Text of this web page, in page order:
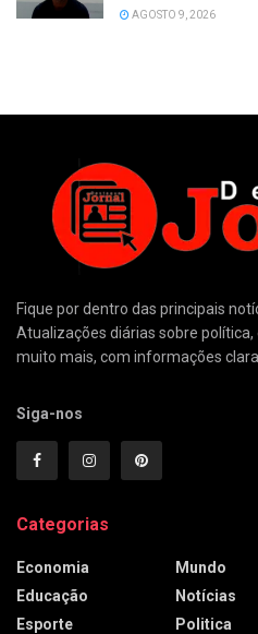
AGOSTO 9, 2026
Fique por dentro das principais
Atualizações diárias sobre
muito mais, com informações
Siga-nos
Categorias
Economia
Educação
Esporte
Mundo
Notícias
Politica